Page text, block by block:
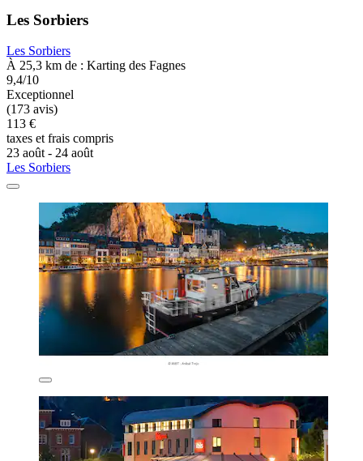
Les Sorbiers
Les Sorbiers
À 25,3 km de : Karting des Fagnes
9,4/10
Exceptionnel
(173 avis)
113 €
taxes et frais compris
23 août - 24 août
Les Sorbiers